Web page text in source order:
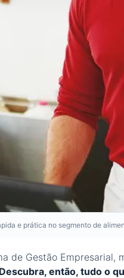
e prática no segmento de
de Gestão Empresarial,
Descubra, então, tudo o